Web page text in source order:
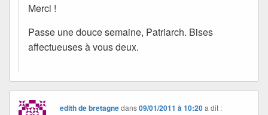
Merci !
Passe une douce semaine, Patriarch. Bises
affectueuses à vous deux.
edith de bretagnedans09/01/2011 à 10:20 a dit :